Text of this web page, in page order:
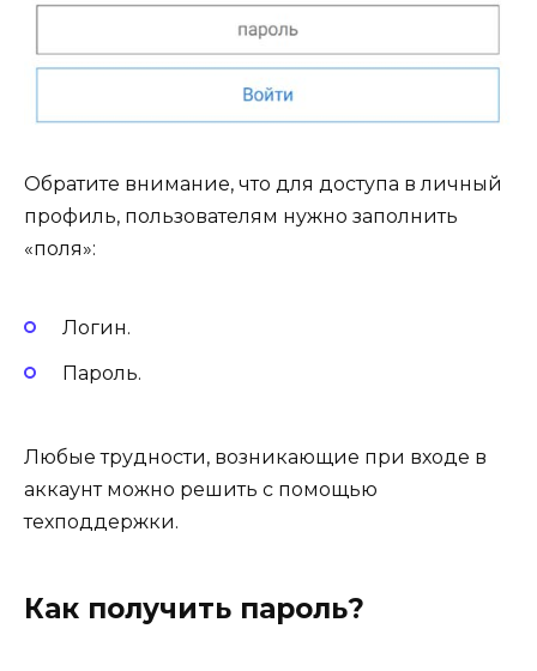
Обратите внимание, что для доступа в личный
профиль, пользователям нужно заполнить
«поля»:
Логин.
Пароль.
Любые трудности, возникающие при входе в
аккаунт можно решить с помощью
техподдержки.
Как получить пароль?